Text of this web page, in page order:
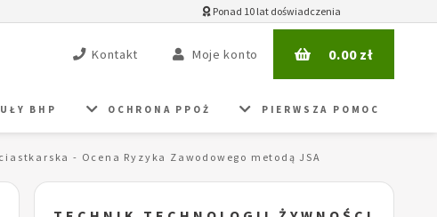
Ponad 10 lat doświadczenia
Kontakt Moje konto 0.00zł
BHP OCHRONA PPOŻ PIERWSZA POMOC
- Ocena Ryzyka Zawodowego metodą JSA